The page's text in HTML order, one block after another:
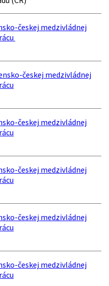
českej medzivládnej
českej medzivládnej
českej medzivládnej
českej medzivládnej
českej medzivládnej
českej medzivládnej